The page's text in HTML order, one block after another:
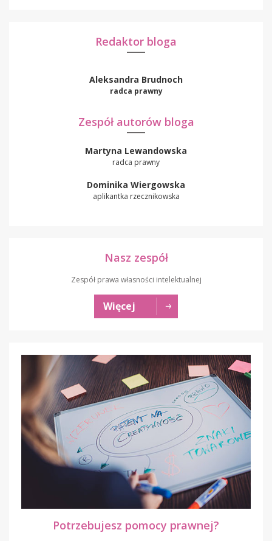
Redaktor bloga
Aleksandra Brudnoch
radca prawny
Zespół autorów bloga
Martyna Lewandowska
radca prawny
Dominika Wiergowska
aplikantka rzecznikowska
Nasz zespół
Zespół prawa własności intelektualnej
Więcej
Potrzebujesz pomocy prawnej?